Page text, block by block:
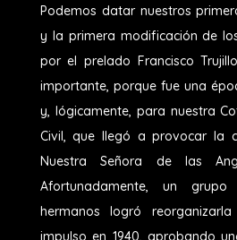
Podemos datar nuestros
y la primera modificación de
por el prelado Francisco
importante, porque fue una
y, lógicamente, para nuestra
Civil, que llegó a provocar la
Nuestra Señora de las
Afortunadamente, un
hermanos logró
impulso en 1940, aprobando